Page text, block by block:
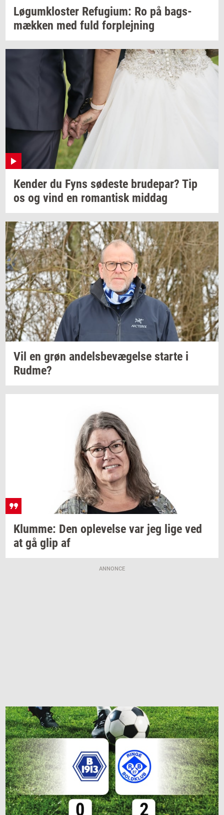
Løgum­klo­ster Re­fu­gi­um: Ro på bags­
mæk­ken med fuld for­plej­ning
Ken­der du Fyns sø­de­ste bru­de­par? Tip
os og vind en ro­man­tisk mid­dag
Vil en grøn an­dels­be­væ­gel­se star­te i
Rudme?
Klum­me: Den op­le­vel­se var jeg lige ved
at gå glip af
ANNONCE